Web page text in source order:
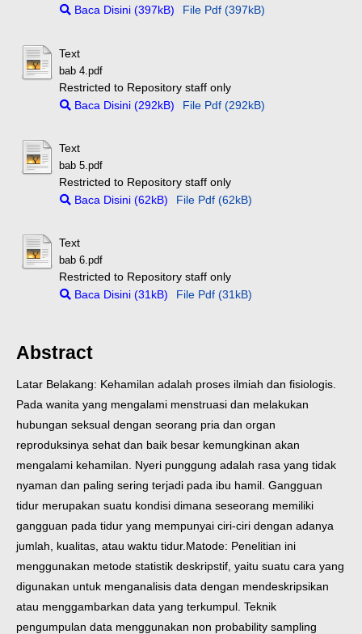
Baca Disini (397kB)
File Pdf (397kB)
Text
bab 4.pdf
Restricted to Repository staff only
Baca Disini (292kB)
File Pdf (292kB)
Text
bab 5.pdf
Restricted to Repository staff only
Baca Disini (62kB)
File Pdf (62kB)
Text
bab 6.pdf
Restricted to Repository staff only
Baca Disini (31kB)
File Pdf (31kB)
Abstract
Latar Belakang: Kehamilan adalah proses ilmiah dan fisiologis.
Pada wanita yang mengalami menstruasi dan melakukan
hubungan seksual dengan seorang pria dan organ
reproduksinya sehat dan baik besar kemungkinan akan
mengalami kehamilan. Nyeri punggung adalah rasa yang tidak
nyaman dan paling sering terjadi pada ibu hamil. Gangguan
tidur merupakan suatu kondisi dimana seseorang memiliki
gangguan pada tidur yang mempunyai ciri-ciri dengan adanya
jumlah, kualitas, atau waktu tidur. Matode: Penelitian ini
menggunakan metode statistik deskripstif, yaitu suatu cara yang
digunakan untuk menganalisis data dengan mendeskripsikan
atau menggambarkan data yang terkumpul. Teknik
pengumpulan data menggunakan non probability sampling